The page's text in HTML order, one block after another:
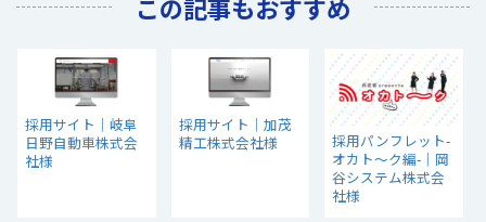
この記事もおすすめ
採用サイト｜岐阜
日野自動車株式会
社様
採用サイト｜加茂
精工株式会社様
採用パンフレット-
オカト～ク編-｜岡
谷システム株式会
社様